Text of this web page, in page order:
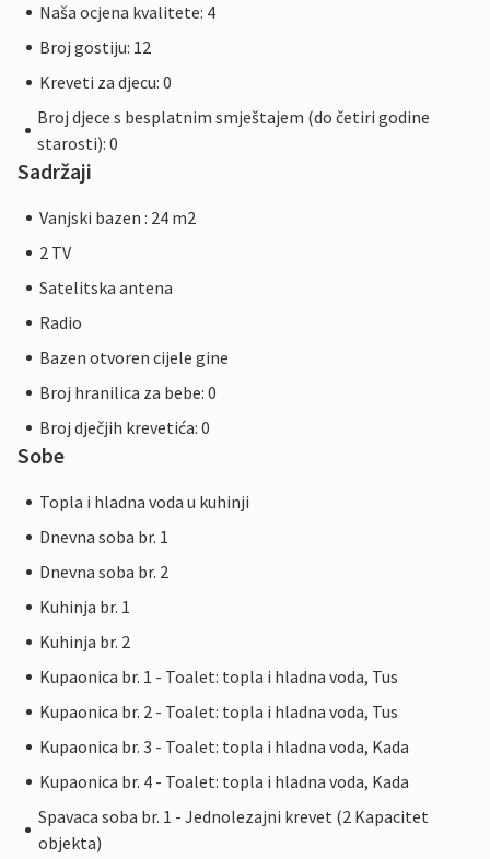
Naša ocjena kvalitete: 4
Broj gostiju: 12
Kreveti za djecu: 0
Broj djece s besplatnim smještajem (do četiri godine
starosti): 0
Sadržaji
Vanjski bazen : 24 m2
2 TV
Satelitska antena
Radio
Bazen otvoren cijele gine
Broj hranilica za bebe: 0
Broj dječjih krevetića: 0
Sobe
Topla i hladna voda u kuhinji
Dnevna soba br. 1
Dnevna soba br. 2
Kuhinja br. 1
Kuhinja br. 2
Kupaonica br. 1 - Toalet: topla i hladna voda, Tus
Kupaonica br. 2 - Toalet: topla i hladna voda, Tus
Kupaonica br. 3 - Toalet: topla i hladna voda, Kada
Kupaonica br. 4 - Toalet: topla i hladna voda, Kada
Spavaca soba br. 1 - Jednolezajni krevet (2 Kapacitet
objekta)